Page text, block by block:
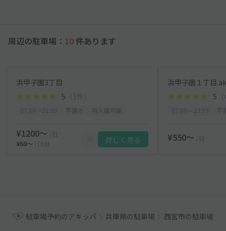
周辺の駐車場： 10 件あります
浜甲子園3丁目
5 （1件）
¥1200〜
/日
¥60〜
/15分 詳しく見る
浜甲子園１丁目
5
¥550〜 /日
駐車場予約のアキッパ 兵庫県の駐車場 西宮市の駐車場